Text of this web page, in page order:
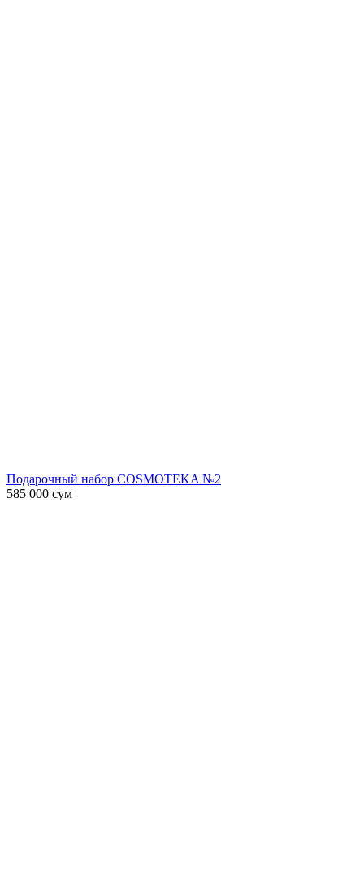
Подарочный набор COSMOTEKA №2
585 000 сум